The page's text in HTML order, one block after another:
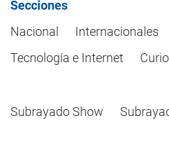
Secciones
Nacional
Internacionales
Tecnología e Internet
Subrayado Show